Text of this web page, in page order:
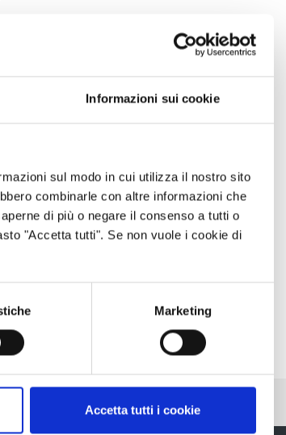
Informazioni sui cookie
sul modo in cui utilizza il nostro sito
combinarle con altre informazioni che
di più o negare il consenso a tutti o
"Accetta tutti". Se non vuole i cookie di
Marketing
Accetta tutti i cookie